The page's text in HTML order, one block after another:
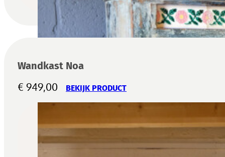
Wandkast Noa
€ 949,00 BEKIJK PRODUCT